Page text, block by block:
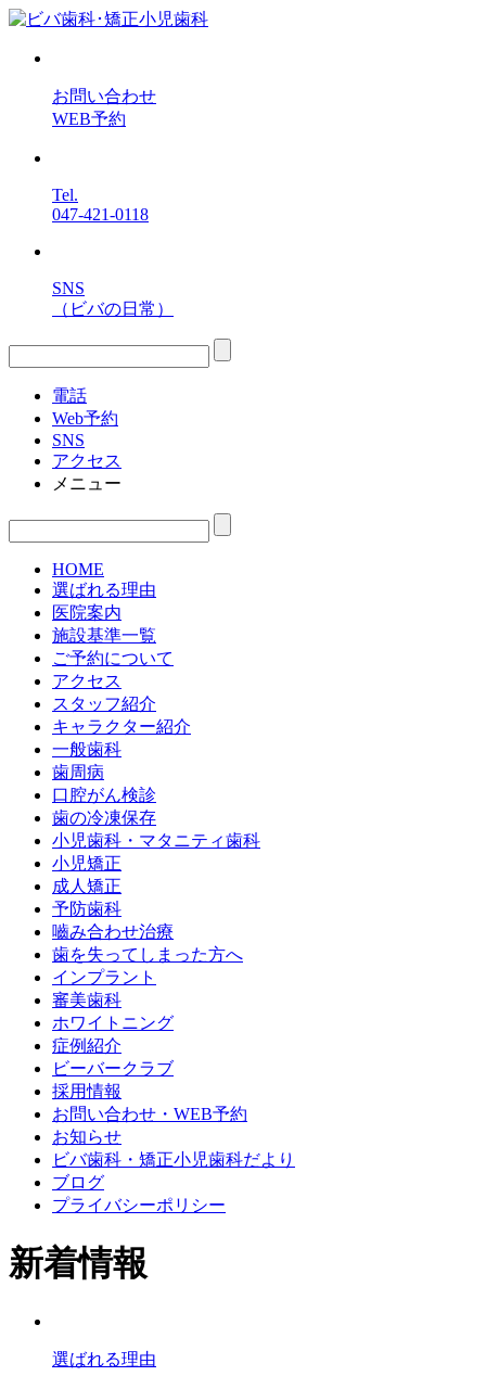
お問い合わせ
WEB予約
Tel.
047-421-0118
SNS
（ビバの日常）
電話
Web予約
SNS
アクセス
メニュー
HOME
選ばれる理由
医院案内
施設基準一覧
ご予約について
アクセス
スタッフ紹介
キャラクター紹介
一般歯科
歯周病
口腔がん検診
歯の冷凍保存
小児歯科・マタニティ歯科
小児矯正
成人矯正
予防歯科
嚙み合わせ治療
歯を失ってしまった方へ
インプラント
審美歯科
ホワイトニング
症例紹介
ビーバークラブ
採用情報
お問い合わせ・WEB予約
お知らせ
ビバ歯科・矯正小児歯科だより
ブログ
プライバシーポリシー
新着情報
選ばれる理由